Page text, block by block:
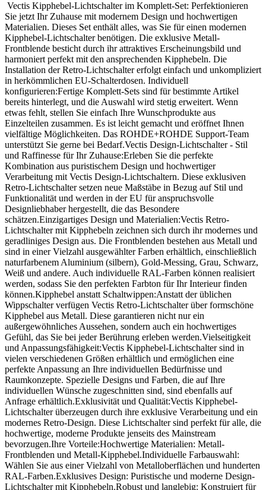
Vectis Kipphebel-Lichtschalter im Komplett-Set: Perfektionieren
Sie jetzt Ihr Zuhause mit modernem Design und hochwertigen
Materialien. Dieses Set enthält alles, was Sie für einen modernen
Kipphebel-Lichtschalter benötigen. Die exklusive Metall-
Frontblende besticht durch ihr attraktives Erscheinungsbild und
harmoniert perfekt mit den ansprechenden Kipphebeln. Die
Installation der Retro-Lichtschalter erfolgt einfach und unkompliziert
in herkömmlichen EU-Schalterdosen. Individuell
konfigurieren:Fertige Komplett-Sets sind für bestimmte Artikel
bereits hinterlegt, und die Auswahl wird stetig erweitert. Wenn
etwas fehlt, stellen Sie einfach Ihre Wunschprodukte aus
Einzelteilen zusammen. Es ist leicht gemacht und eröffnet Ihnen
vielfältige Möglichkeiten. Das ROHDE+ROHDE Support-Team
unterstützt Sie gerne bei Bedarf.Vectis Design-Lichtschalter - Stil
und Raffinesse für Ihr Zuhause:Erleben Sie die perfekte
Kombination aus puristischem Design und hochwertiger
Verarbeitung mit Vectis Design-Lichtschaltern. Diese exklusiven
Retro-Lichtschalter setzen neue Maßstäbe in Bezug auf Stil und
Funktionalität und werden in der EU für anspruchsvolle
Designliebhaber hergestellt, die das Besondere
schätzen.Einzigartiges Design und Materialien:Vectis Retro-
Lichtschalter mit Kipphebeln zeichnen sich durch ihr modernes und
geradliniges Design aus. Die Frontblenden bestehen aus Metall und
sind in einer Vielzahl ausgewählter Farben erhältlich, einschließlich
naturfarbenem Aluminium (silbern), Gold-Messing, Grau, Schwarz,
Weiß und andere. Auch individuelle RAL-Farben können realisiert
werden, sodass Sie den perfekten Farbton für Ihr Interieur finden
können.Kipphebel anstatt Schaltwippen:Anstatt der üblichen
Wippschalter verfügen Vectis Retro-Lichtschalter über formschöne
Kipphebel aus Metall. Diese garantieren nicht nur ein
außergewöhnliches Aussehen, sondern auch ein hochwertiges
Gefühl, das Sie bei jeder Berührung erleben werden.Vielseitigkeit
und Anpassungsfähigkeit:Vectis Kipphebel-Lichtschalter sind in
vielen verschiedenen Größen erhältlich und ermöglichen eine
perfekte Anpassung an Ihre individuellen Bedürfnisse und
Raumkonzepte. Spezielle Designs und Farben, die auf Ihre
individuellen Wünsche zugeschnitten sind, sind ebenfalls auf
Anfrage erhältlich.Exklusivität und Qualität:Vectis Kipphebel-
Lichtschalter überzeugen durch ihre exklusive Verarbeitung und ein
modernes Retro-Design. Diese Lichtschalter sind perfekt für alle, die
hochwertige, moderne Produkte jenseits des Mainstream
bevorzugen.Ihre Vorteile:Hochwertige Materialien: Metall-
Frontblenden und Metall-Kipphebel.Individuelle Farbauswahl:
Wählen Sie aus einer Vielzahl von Metalloberflächen und hunderten
RAL-Farben.Exklusives Design: Puristische und moderne Design-
Lichtschalter mit Kipphebeln.Robust und langlebig: Konstruiert für